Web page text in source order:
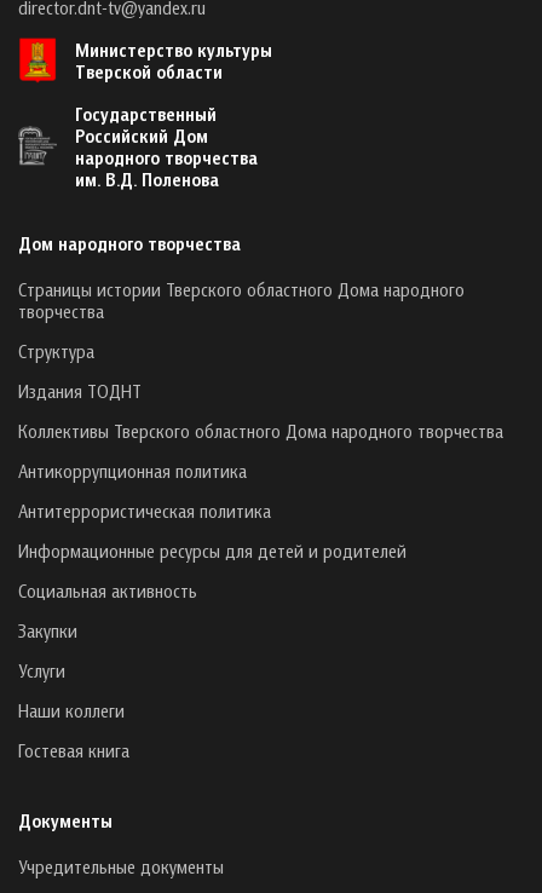
director.dnt-tv@yandex.ru
Министерство культуры
Тверской области
Государственный
Российский Дом
народного творчества
им. В.Д. Поленова
Дом народного творчества
Страницы истории Тверского областного Дома народного
творчества
Структура
Издания ТОДНТ
Коллективы Тверского областного Дома народного творчества
Антикоррупционная политика
Антитеррористическая политика
Информационные ресурсы для детей и родителей
Социальная активность
Закупки
Услуги
Наши коллеги
Гостевая книга
Документы
Учредительные документы